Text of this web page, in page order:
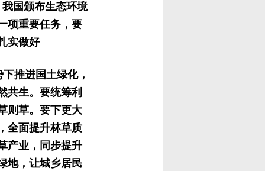
国颁布生态环境
项重要任务，要
实做好
推进国土绿化，
共生。要统筹利
则草。要下更大
全面提升林草质
产业，同步提升
地，让城乡居民